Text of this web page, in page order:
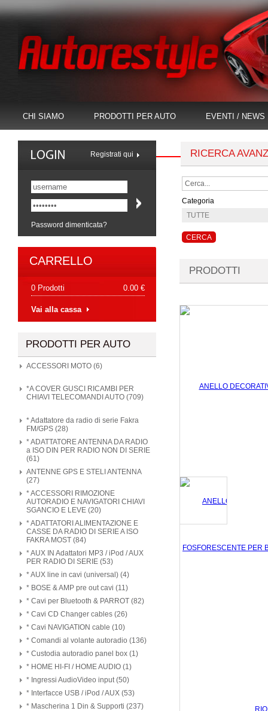
CHI SIAMO PRODOTTI PER AUTO EVENTI / NEWS
PRODOTTI PER AUTO
ACCESSORI MOTO (6)
*A COVER GUSCI RICAMBI PER
CHIAVI TELECOMANDI AUTO (709)
* Adattatore da radio di serie Fakra
FM/GPS (28)
* ADATTATORE ANTENNA DA RADIO
a ISO DIN PER RADIO NON DI SERIE
(61)
ANTENNE GPS E STELI ANTENNA
(27)
* ACCESSORI RIMOZIONE
AUTORADIO E NAVIGATORI CHIAVI
SGANCIO E LEVE (20)
* ADATTATORI ALIMENTAZIONE E
CASSE DA RADIO DI SERIE A ISO
FAKRA MOST (84)
* AUX IN Adattatori MP3 / iPod / AUX
PER RADIO DI SERIE (53)
* AUX line in cavi (universal) (4)
* BOSE & AMP pre out cavi (11)
* Cavi per Bluetooth & PARROT (82)
* Cavi CD Changer cables (26)
* Cavi NAVIGATION cable (10)
* Comandi al volante autoradio (136)
* Custodia autoradio panel box (1)
* HOME HI-FI / HOME AUDIO (1)
* Ingressi AudioVideo input (50)
* Interfacce USB / iPod / AUX (53)
* Mascherina 1 Din & Supporti (237)
Password dimenticata?
Registrati qui
CARRELLO
0 Prodotti 0.00 €
Vai alla cassa
RICERCA
Categoria
PRODOTTI